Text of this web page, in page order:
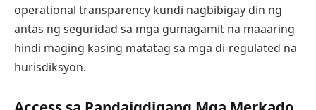
operational transparency kundi nagbibigay din ng
antas ng seguridad sa mga gumagamit na maaaring
hindi maging kasing matatag sa mga di-regulated na
hurisdiksyon.